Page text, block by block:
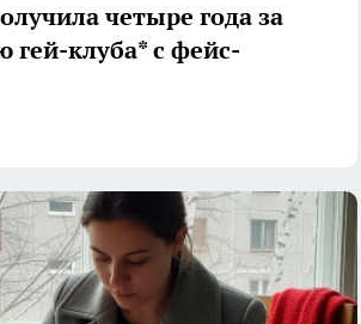
четыре года за
гей-клуба* с фейс-